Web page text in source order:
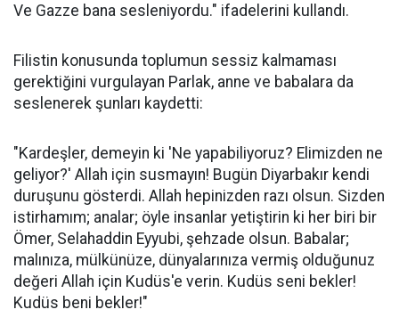
Ve Gazze bana sesleniyordu." ifadelerini kullandı.
Filistin konusunda toplumun sessiz kalmaması
gerektiğini vurgulayan Parlak, anne ve babalara da
seslenerek şunları kaydetti:
"Kardeşler, demeyin ki 'Ne yapabiliyoruz? Elimizden ne
geliyor?' Allah için susmayın! Bugün Diyarbakır kendi
duruşunu gösterdi. Allah hepinizden razı olsun. Sizden
istirhamım; analar; öyle insanlar yetiştirin ki her biri bir
Ömer, Selahaddin Eyyubi, şehzade olsun. Babalar;
malınıza, mülkünüze, dünyalarınıza vermiş olduğunuz
değeri Allah için Kudüs'e verin. Kudüs seni bekler!
Kudüs beni bekler!"